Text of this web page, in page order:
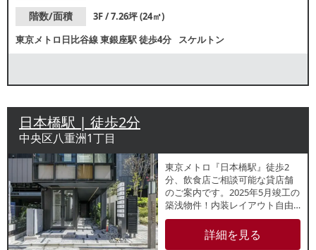
階数/面積
3F / 7.26坪 (24㎡)
東京メトロ日比谷線東銀座駅徒歩4分 スケルトン
日本橋駅 | 徒歩2分
中央区八重洲1丁目
東京メトロ『日本橋駅』徒歩2
分、飲食店ご相談可能な貸店舗
のご案内です。2025年5月竣工の
築浅物件！内装レイアウト自由
自在なスケルトンでの引渡しで
す。24時間利用ご相談可能で
す。新規開業にも最適なコンパ
詳細を見る